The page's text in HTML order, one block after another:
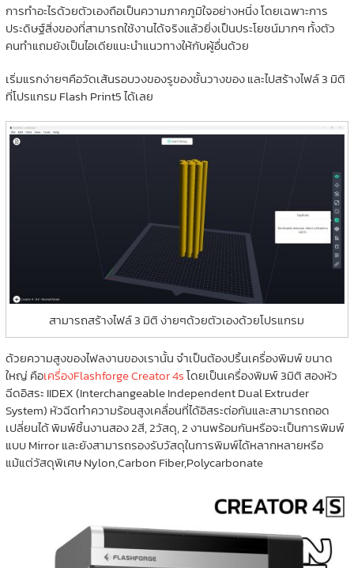
การทำอะไรด้วยตัวเองถือเป็นความภาคภูมิใจอย่างหนึ่ง โดยเฉพาะการ
ประดิษฐ์สิ่งของที่สามารถใช้งานได้จริงแล้วยิ่งเป็นประโยชน์มากๆ ทั้งตัว
คนทำแถมยังเป็นไอเดียแนะนำแนวทางให้กับผู้อื่นด้วย
เริ่มแรกง่ายๆคือวัดเส้นรอบวงของรูของชั้นวางของ และไปสร้างไฟล์ 3 มิติ
ที่โปรแกรม Flash Print5 ได้เลย
สามารถสร้างไฟล์ 3 มิติ ง่ายๆด้วยตัวเองด้วยโปรแกรม
ด้วยความสูงของไฟลงานของเรานั้น จำเป็นต้องปริ้นเครื่องพิมพ์ ขนาด
ใหญ่ คือเครื่องFlashforge Creator 4sโดยเป็นเครื่องพิมพ์ 3มิติ สองหัว
ฉีดอิสระ IIDEX (Interchangeable Independent Dual Extruder
System) หัวฉีดทำความร้อนสูงเคลื่อนที่ได้อิสระต่อกันและสามารถถอด
เปลี่ยนได้ พิมพ์ชิ้นงานสอง 2สี, 2วัสดุ, 2 งานพร้อมกันหรือจะเป็นการพิมพ์
แบบ Mirror และยังสามารถรองรับวัสดุในการพิมพ์ได้หลากหลายหรือ
แม้แต่วัสดุพิเศษ Nylon,Carbon Fiber,Polycarbonate